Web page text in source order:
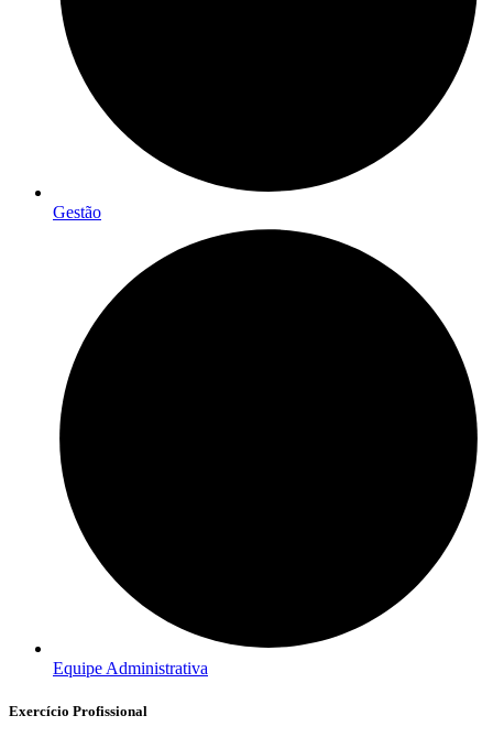
Gestão
Equipe Administrativa
Exercício Profissional